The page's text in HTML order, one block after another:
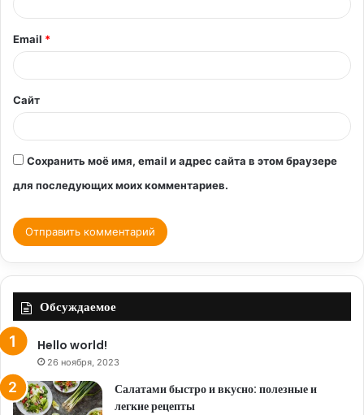
й
*
Email *
Сайт
Сохранить моё имя, email и адрес сайта в этом браузере
для последующих моих комментариев.
Обсуждаемое
Hello world!
26 ноября, 2023
Салатами быстро и вкусно: полезные и
легкие рецепты